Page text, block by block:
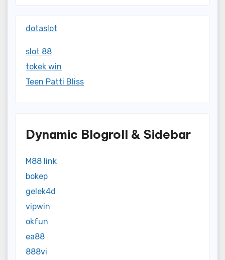
dotaslot
slot 88
tokek win
Teen Patti Bliss
Dynamic Blogroll & Sidebar
M88 link
bokep
gelek4d
vipwin
okfun
ea88
888vi